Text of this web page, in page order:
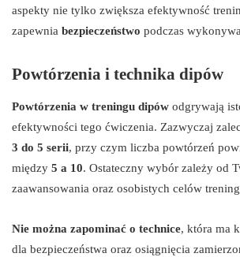
aspekty nie tylko zwiększa efektywność
zapewnia bezpieczeństwo podczas
Powtórzenia i technika dipów
Powtórzenia w treningu dipów odgrywają
efektywności tego ćwiczenia. Zazwyczaj
3 do 5 serii, przy czym liczba powtórzeń
między 5 a 10. Ostateczny wybór zależy od
zaawansowania oraz osobistych celów
Nie można zapominać o technice, która ma
dla bezpieczeństwa oraz osiągnięcia